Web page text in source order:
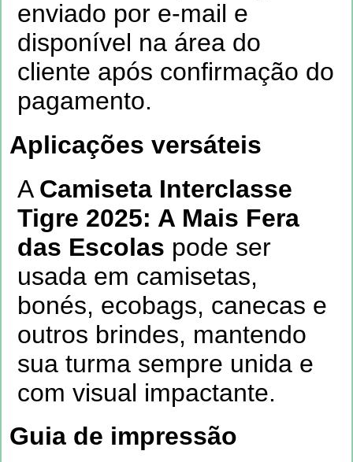
enviado por e-mail e
disponível na área do
cliente após confirmação do
pagamento.
Aplicações versáteis
A Camiseta Interclasse
Tigre 2025: A Mais Fera
das Escolas pode ser
usada em camisetas,
bonés, ecobags, canecas e
outros brindes, mantendo
sua turma sempre unida e
com visual impactante.
Guia de impressão